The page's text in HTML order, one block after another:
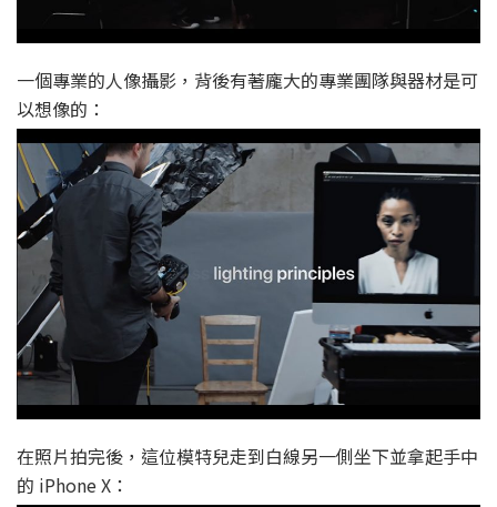
一個專業的人像攝影，背後有著龐大的專業團隊與器材是可
以想像的：
在照片拍完後，這位模特兒走到白線另一側坐下並拿起手中
的 iPhone X：